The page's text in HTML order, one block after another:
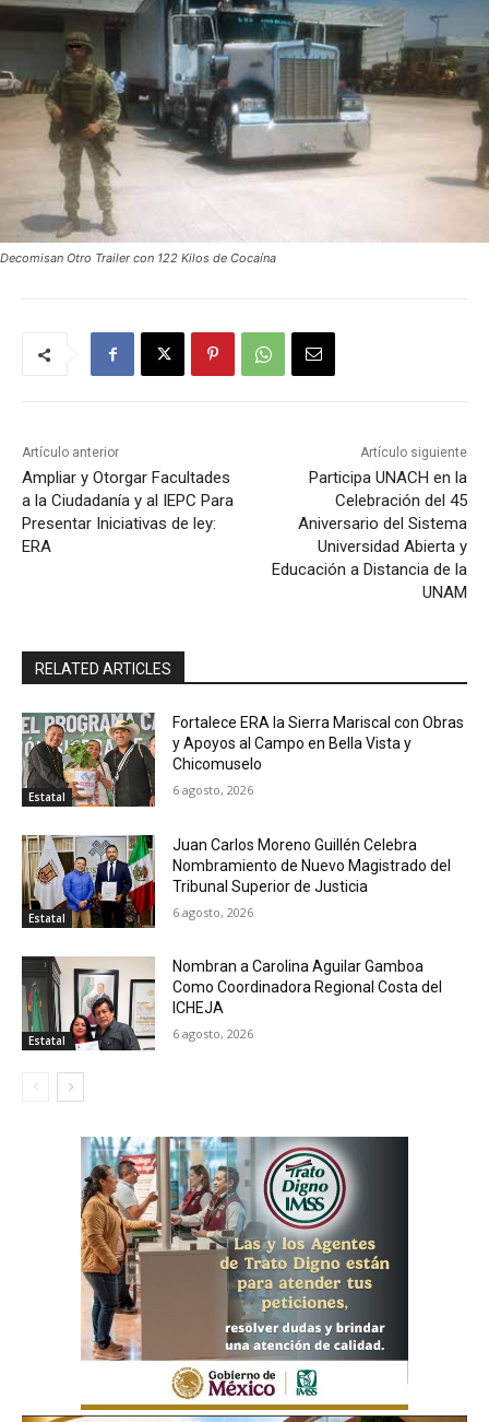
Decomisan Otro Trailer con 122 Kilos de Cocaína
Artículo anterior
Ampliar y Otorgar Facultades
a la Ciudadanía y al IEPC Para
Presentar Iniciativas de ley:
ERA
Artículo siguiente
Participa UNACH en la
Celebración del 45
Aniversario del Sistema
Universidad Abierta y
Educación a Distancia de la
UNAM
RELATED ARTICLES
Estatal
Fortalece ERA la Sierra Mariscal con Obras
y Apoyos al Campo en Bella Vista y
Chicomuselo
6 agosto, 2026
Estatal
Juan Carlos Moreno Guillén Celebra
Nombramiento de Nuevo Magistrado del
Tribunal Superior de Justicia
6 agosto, 2026
Estatal
Nombran a Carolina Aguilar Gamboa
Como Coordinadora Regional Costa del
ICHEJA
6 agosto, 2026